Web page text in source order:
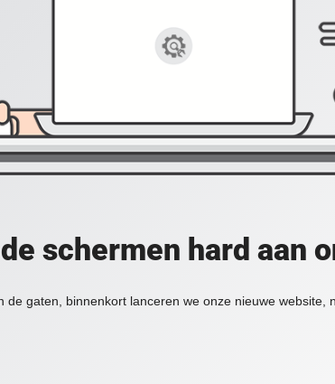
schermen hard aan
de gaten, binnenkort lanceren we onze nieuwe website,